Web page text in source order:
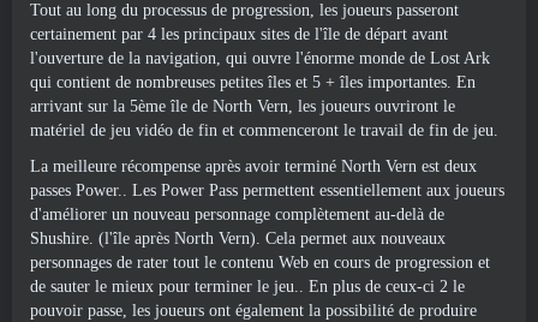
Tout au long du processus de progression, les joueurs passeront
certainement par 4 les principaux sites de l'île de départ avant
l'ouverture de la navigation, qui ouvre l'énorme monde de Lost Ark
qui contient de nombreuses petites îles et 5 + îles importantes. En
arrivant sur la 5ème île de North Vern, les joueurs ouvriront le
matériel de jeu vidéo de fin et commenceront le travail de fin de jeu.
La meilleure récompense après avoir terminé North Vern est deux
passes Power.. Les Power Pass permettent essentiellement aux joueurs
d'améliorer un nouveau personnage complètement au-delà de
Shushire. (l'île après North Vern). Cela permet aux nouveaux
personnages de rater tout le contenu Web en cours de progression et
de sauter le mieux pour terminer le jeu.. En plus de ceux-ci 2 le
pouvoir passe, les joueurs ont également la possibilité de produire